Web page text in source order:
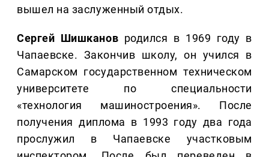
вышел на заслуженный отдых.
Сергей Шишканов родился в 1969 году в
Чапаевске. Закончив школу, он учился в
Самарском государственном техническом
университете по специальности
«технология машиностроения». После
получения диплома в 1993 году два года
прослужил в Чапаевске участковым